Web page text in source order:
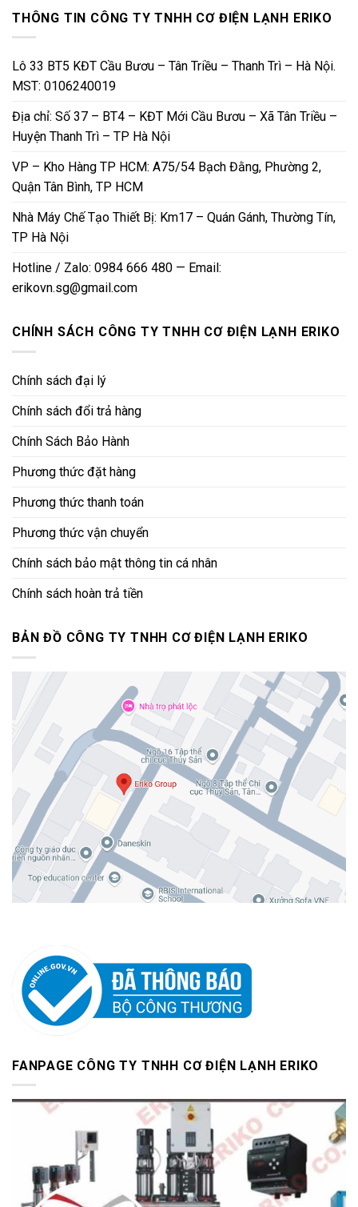
THÔNG TIN CÔNG TY TNHH CƠ ĐIỆN LẠNH ERIKO
Lô 33 BT5 KĐT Cầu Bươu – Tân Triều – Thanh Trì – Hà Nội.
MST: 0106240019
Địa chỉ: Số 37 – BT4 – KĐT Mới Cầu Bươu – Xã Tân Triều –
Huyện Thanh Trì – TP Hà Nội
VP – Kho Hàng TP HCM: A75/54 Bạch Đằng, Phường 2,
Quận Tân Bình, TP HCM
Nhà Máy Chế Tạo Thiết Bị: Km17 – Quán Gánh, Thường Tín,
TP Hà Nội
Hotline / Zalo: 0984 666 480 — Email:
erikovn.sg@gmail.com
CHÍNH SÁCH CÔNG TY TNHH CƠ ĐIỆN LẠNH ERIKO
Chính sách đại lý
Chính sách đổi trả hàng
Chính Sách Bảo Hành
Phương thức đặt hàng
Phương thức thanh toán
Phương thức vận chuyển
Chính sách bảo mật thông tin cá nhân
Chính sách hoàn trả tiền
BẢN ĐỒ CÔNG TY TNHH CƠ ĐIỆN LẠNH ERIKO
FANPAGE CÔNG TY TNHH CƠ ĐIỆN LẠNH ERIKO